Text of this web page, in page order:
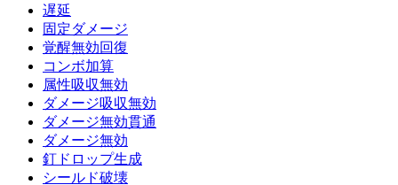
遅延
固定ダメージ
覚醒無効回復
コンボ加算
属性吸収無効
ダメージ吸収無効
ダメージ無効貫通
ダメージ無効
釘ドロップ生成
シールド破壊